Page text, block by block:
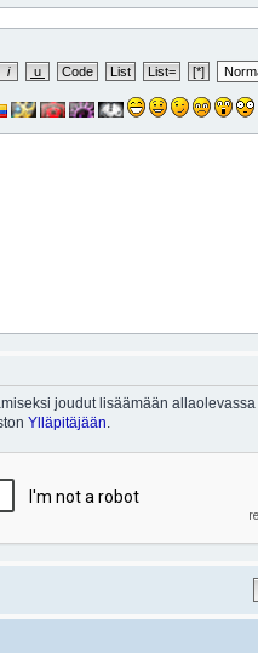
joudut lisäämään
Ylläpitäjään